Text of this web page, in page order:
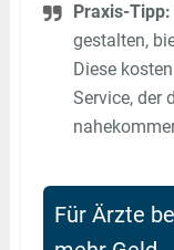
Praxis-Tipp:
gestalten,
Diese
Service, der
Für Ärzte